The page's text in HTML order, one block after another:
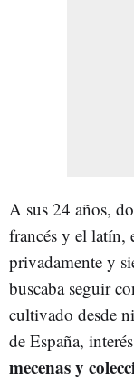
A sus 24 años,
francés y el latín,
privadamente y
buscaba seguir
cultivado desde
de España,
mecenas y